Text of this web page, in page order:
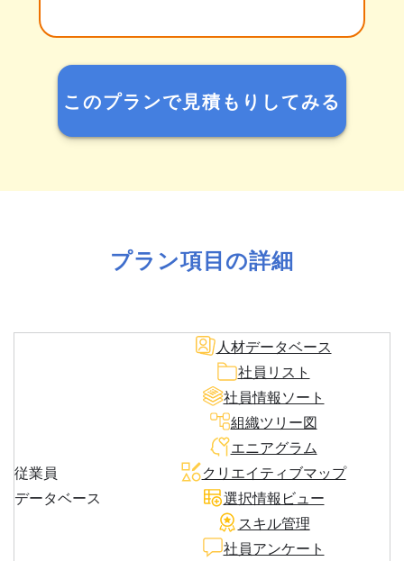
このプランで見積もりしてみる
プラン項目の詳細
従業員
データベース
人材データベース
社員リスト
社員情報ソート
組織ツリー図
エニアグラム
クリエイティブマップ
選択情報ビュー
スキル管理
社員アンケート